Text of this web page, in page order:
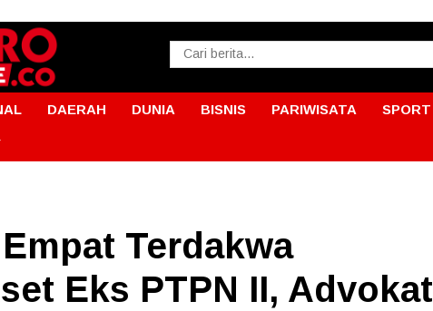
DAERAH DUNIA BISNIS PARIWISATA SPORT
Terdakwa
Eks PTPN II, Advokat